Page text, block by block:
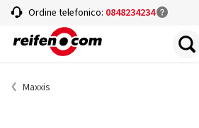
Ordine telefonico: 0848234234
Maxxis